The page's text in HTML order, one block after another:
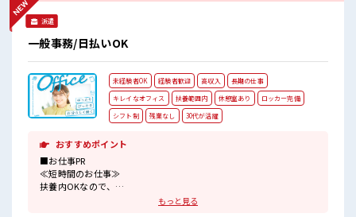
派遣
一般事務/日払いOK
未経験者OK 経験者歓迎 高収入
長期の仕事
キレイなオフィス
扶養範囲内 休憩室あり
ロッカー完備
シフト制
残業なし 30代が活躍
おすすめポイント
■お仕事PR
≪短時間のお仕事≫
扶養内OKなので、
主婦&主夫さんも気軽にご応募くださいね♪
もっと見る